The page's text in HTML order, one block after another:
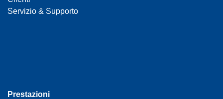
Servizio & Supporto
Prestazioni